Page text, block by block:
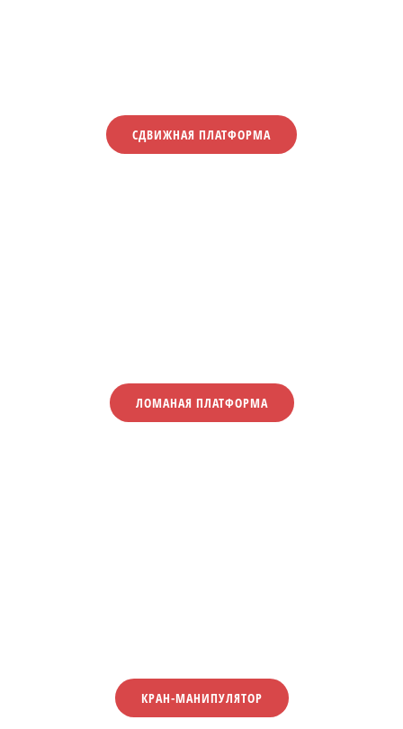
СДВИЖНАЯ ПЛАТФОРМА
ЛОМАНАЯ ПЛАТФОРМА
КРАН-МАНИПУЛЯТОР